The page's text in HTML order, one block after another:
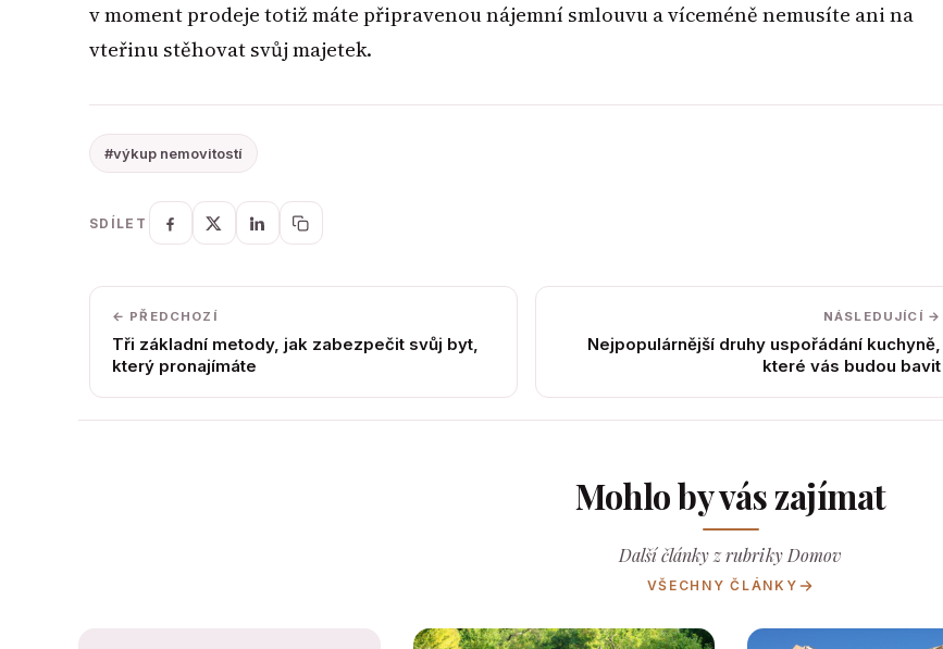
v moment prodeje totiž máte připravenou nájemní smlouvu a víceméně nemusíte ani na
vteřinu stěhovat svůj majetek.
#výkup nemovitostí
SDÍLET
← PŘEDCHOZÍ
Tři základní metody, jak zabezpečit svůj byt,
který pronajímáte
NÁSLEDUJÍCÍ →
Nejpopulárnější druhy uspořádání kuchyně,
které vás budou bavit
Mohlo by vás zajímat
Další články z rubriky Domov
VŠECHNY ČLÁNKY